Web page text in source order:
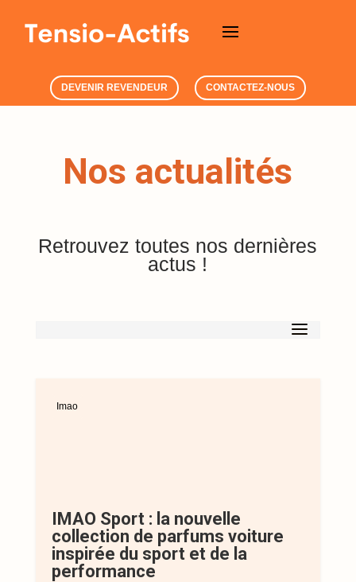
DEVENIR REVENDEUR CONTACTEZ-NOUS
Nos actualités
Retrouvez toutes nos dernières
actus !
Imao
IMAO Sport : la nouvelle
collection de parfums voiture
inspirée du sport et de la
performance